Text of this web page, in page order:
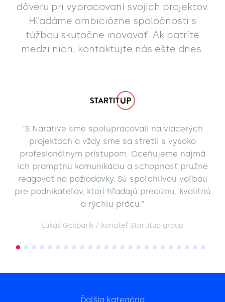
dôveru pri vypracovaní svojich projektov.
Hľadáme ambiciózne spoločnosti s
túžbou skutočne inovovať. Ak patríte
medzi nich, kontaktujte nás ešte dnes.
"S Narative sme spolupracovali na viacerých
projektoch a vždy sme sa stretli s vysoko
profesionálnym prístupom. Oceňujeme najmä
ich promptnú komunikáciu a schopnosť pružne
reagovať na požiadavky. Sú spoľahlivou voľbou
pre podnikateľov, ktorí hľadajú precíznu, kvalitnú
a rýchlu prácu."
Lukáš Gašparík / konateľ Startitup group
Ďalšía kategória